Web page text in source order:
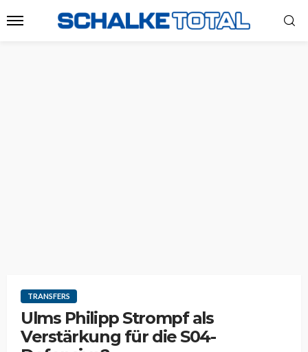
TRANSFERS
Ulms Philipp Strompf als
Verstärkung für die S04-